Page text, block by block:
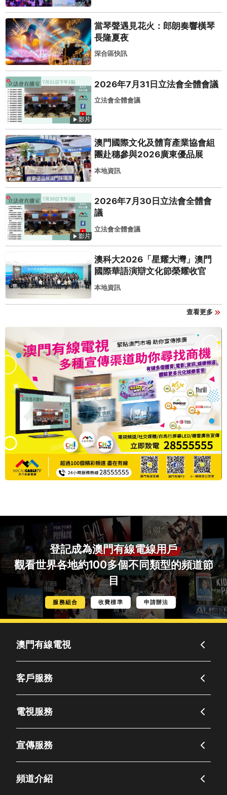
當琴聲遇見花火：郎朗奏響橫琴
長隆夏夜
深合區快訊
影片
2026年7月31日立法會全體會議
立法會全體會議
澳門國際文化及體育產業協會組
團赴穗參與2026廣東優品展
本地資訊
影片
2026年7月30日立法會全體會
議
立法會全體會議
澳科大2026「星耀大灣」澳門
國際華語演辯文化節榮耀收官
本地資訊
查看更多
登記成為澳門有線電線用戶
觀看世界各地約100多個不同類型的頻道節
目
服務組合 收費標準 申請辦法
澳門有線電視
客戶服務
電視服務
宣傳服務
頻道介紹